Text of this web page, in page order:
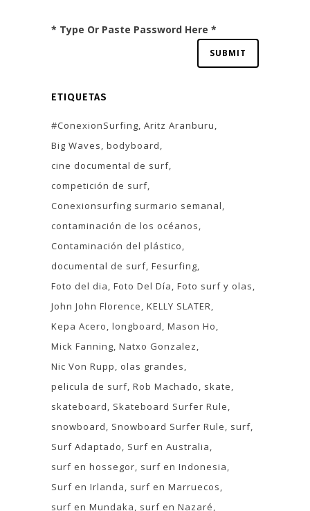
* Type Or Paste Password Here *
ETIQUETAS
#ConexionSurfing Aritz Aranburu
Big Waves bodyboard
cine documental de surf
competición de surf
Conexionsurfing surmario semanal
contaminación de los océanos
Contaminación del plástico
documental de surf Fesurfing
Foto del dia Foto Del Día Foto surf y olas
John John Florence KELLY SLATER
Kepa Acero longboard Mason Ho
Mick Fanning Natxo Gonzalez
Nic Von Rupp
olas grandes
pelicula de surf Rob Machado
skate
skateboard
Skateboard Surfer Rule
snowboard
Snowboard Surfer Rule
surf
Surf Adaptado
Surf en Australia
surf en hossegor surf en Indonesia
Surf en Irlanda
surf en Marruecos
surf en Mundaka
surf en Nazaré